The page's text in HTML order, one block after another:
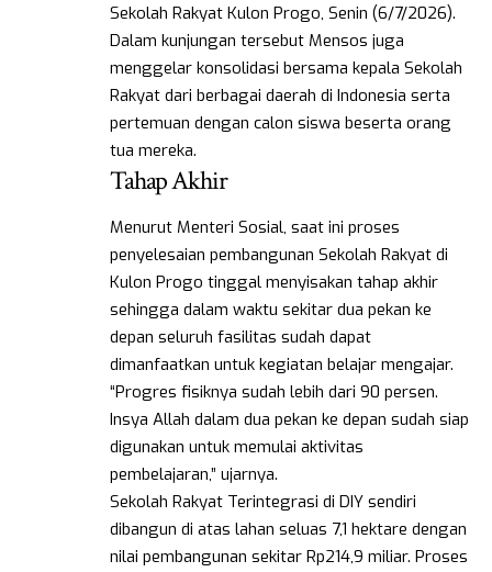
Sekolah Rakyat Kulon Progo, Senin (6/7/2026).
Dalam kunjungan tersebut Mensos juga
menggelar konsolidasi bersama kepala Sekolah
Rakyat dari berbagai daerah di Indonesia serta
pertemuan dengan calon siswa beserta orang
tua mereka.
Tahap Akhir
Menurut Menteri Sosial, saat ini proses
penyelesaian pembangunan Sekolah Rakyat di
Kulon Progo tinggal menyisakan tahap akhir
sehingga dalam waktu sekitar dua pekan ke
depan seluruh fasilitas sudah dapat
dimanfaatkan untuk kegiatan belajar mengajar.
“Progres fisiknya sudah lebih dari 90 persen.
Insya Allah dalam dua pekan ke depan sudah siap
digunakan untuk memulai aktivitas
pembelajaran,” ujarnya.
Sekolah Rakyat Terintegrasi di DIY sendiri
dibangun di atas lahan seluas 7,1 hektare dengan
nilai pembangunan sekitar Rp214,9 miliar. Proses